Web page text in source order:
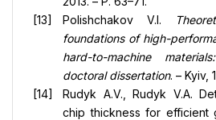
Polishchakov V.I.
foundations of high-
hard-to-machine
doctoral dissertation. – Kyiv,
Rudyk A.V., Rudyk V.A.
chip thickness for efficient